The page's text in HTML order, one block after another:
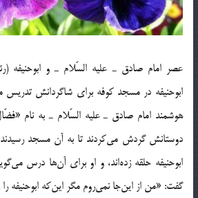
عصر امام صادق ـ عليه السّلام ـ و ابوحنيفه
ابوحنيفه در مسجد كوفه براي شاگردانش
هوشمند امام صادق ـ عليه السّلام ـ به نام
دوستانش گردش مي‌كردند تا به آن مسجد
ابوحنيفه حلقه زده‌اند، و او براي آن‌ها درس
گفت: «من از اين‌جا نمي‌روم مگر اين‌كه ابوحنيفه